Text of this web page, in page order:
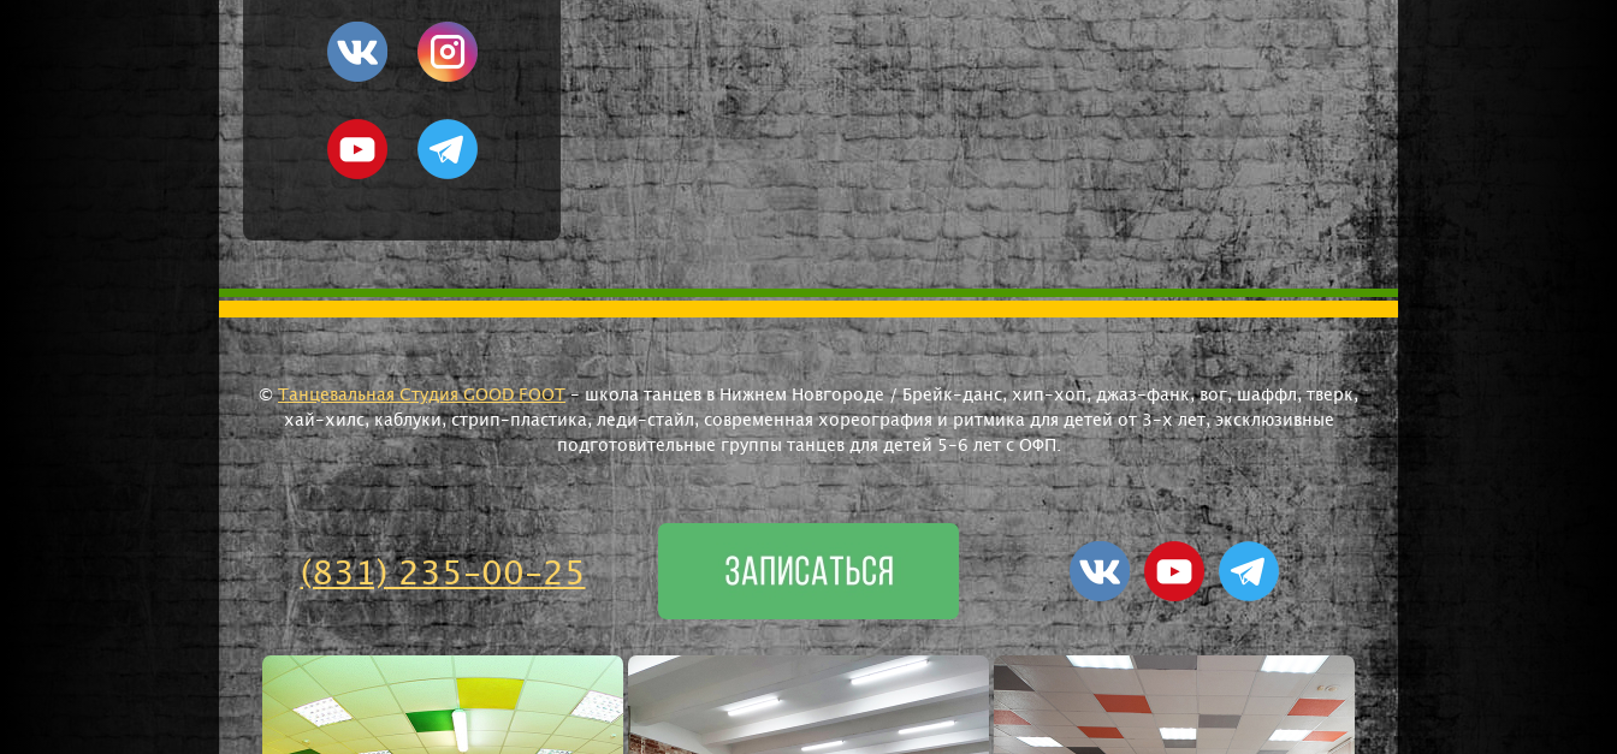
©Танцевальная Студия GOOD FOOT- школа танцев в Нижнем Новгороде / Брейк-данс, хип-хоп, джаз-фанк, вог, шаффл, тверк,
хай-хилс, каблуки, стрип-пластика, леди-стайл, современная хореография и ритмика для детей от 3-х лет, эксклюзивные
подготовительные группы танцев для детей 5-6 лет с ОФП.
(831) 235-00-25